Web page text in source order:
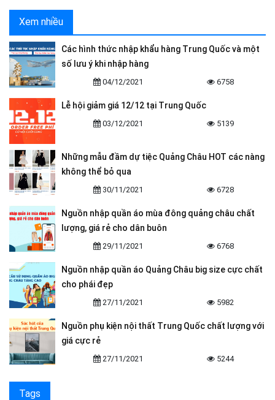
Xem nhiều
Các hình thức nhập khẩu hàng Trung Quốc và một
số lưu ý khi nhập hàng
04/12/2021 6758
Lễ hội giảm giá 12/12 tại Trung Quốc
03/12/2021 5139
Những mẫu đầm dự tiệc Quảng Châu HOT các nàng
không thể bỏ qua
30/11/2021 6728
Nguồn nhập quần áo mùa đông quảng châu chất
lượng, giá rẻ cho dân buôn
29/11/2021 6768
Nguồn nhập quần áo Quảng Châu big size cực chất
cho phái đẹp
27/11/2021 5982
Nguồn phụ kiện nội thất Trung Quốc chất lượng với
giá cực rẻ
27/11/2021 5244
Tags